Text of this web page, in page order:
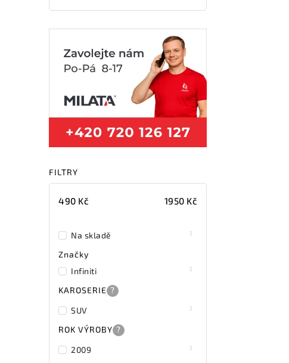
FILTRY
490 Kč 1950 Kč
Na skladě 3
Značky
Infiniti
3
KAROSERIE ?
SUV
3
ROK VÝROBY ?
2009
3